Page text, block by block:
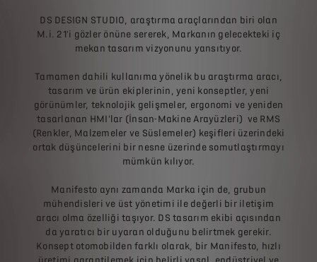
DS DESIGN STUDIO, araştırma araçlarından biri olan
M.i. 21'i gözler önüne sererek, Markanın gelecekteki iç
mekan tasarım vizyonunu yansıtıyor.
Tamamen dahili kullanıma yönelik bu araştırma aracı,
tasarım ve ürün ekiplerinin, yeni konseptler, yeni
görünümler, teknolojik gelişmeler, ergonomi ve yeniden
tasarlanan HMI'lar (İnsan-Makine Arayüzleri) ve RMS
(Renkler, Malzemeler ve Süslemeler) keşifleri üzerindeki
ortak düşüncelerini bir nesne üzerinde somutlaştırmayı
mümkün kılıyor.
Manifesto aynı zamanda Marka için de, grubun
mühendisleri ve üst yönetimi ile değerli bir iletişim
aracı olma özelliği taşıyor. DS tasarım ekibi açısından
da yaratıcı bir uyaran olduğunu belirtmek gerekir.
Konsept otomobilden farklı olarak, bir Manifesto, hızlı